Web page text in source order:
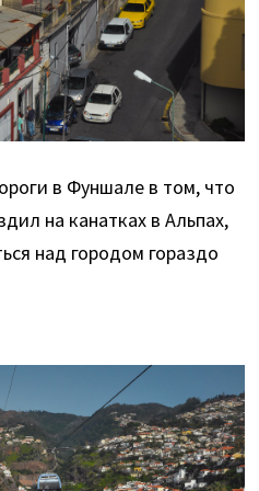
в Фуншале в том, что
на канатках в Альпах,
над городом гораздо